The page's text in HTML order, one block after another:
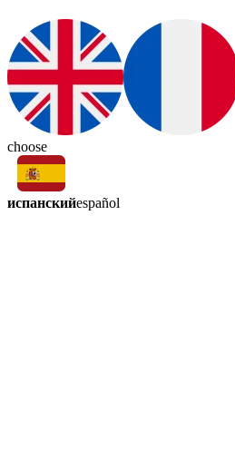
choose
испанскийespañol